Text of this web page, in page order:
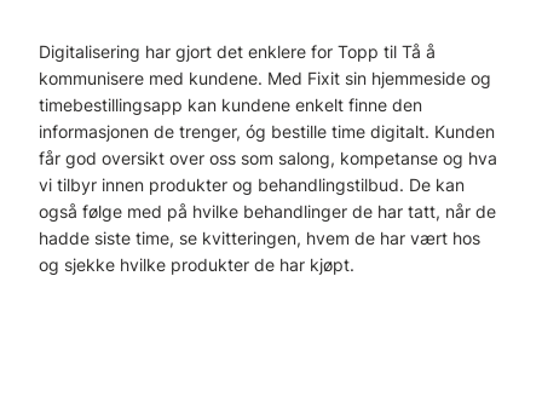
Digitalisering har gjort det enklere for Topp til Tå å
kommunisere med kundene. Med Fixit sin hjemmeside og
timebestillingsapp kan kundene enkelt finne den
informasjonen de trenger, óg bestille time digitalt. Kunden
får god oversikt over oss som salong, kompetanse og hva
vi tilbyr innen produkter og behandlingstilbud. De kan
også følge med på hvilke behandlinger de har tatt, når de
hadde siste time, se kvitteringen, hvem de har vært hos
og sjekke hvilke produkter de har kjøpt.